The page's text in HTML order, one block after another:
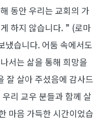
동안 우리는 교회의 가
하지 않습니다. ” (로마
냈습니다. 어둠 속에서도
서는 삶을 통해 희망을
잘 살아 주셨음에 감사드
리 교우 분들과 함께 살
마음 가득한 시간이었습